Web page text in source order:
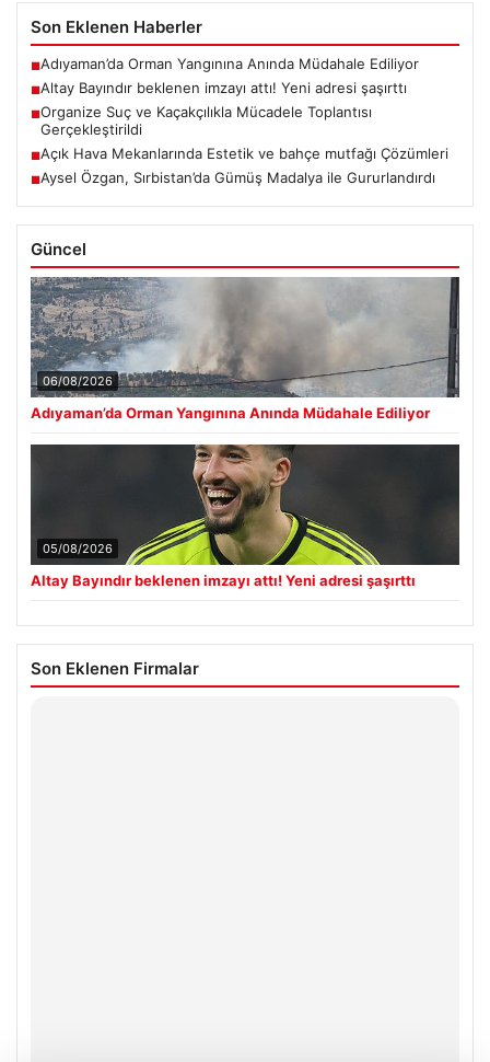
Son Eklenen Haberler
■Adıyaman’da Orman Yangınına Anında Müdahale Ediliyor
■Altay Bayındır beklenen imzayı attı! Yeni adresi şaşırttı
■Organize Suç ve Kaçakçılıkla Mücadele Toplantısı
Gerçekleştirildi
■Açık Hava Mekanlarında Estetik ve bahçe mutfağı Çözümleri
■Aysel Özgan, Sırbistan’da Gümüş Madalya ile Gururlandırdı
Güncel
06/08/2026
Adıyaman’da Orman Yangınına Anında Müdahale Ediliyor
05/08/2026
Altay Bayındır beklenen imzayı attı! Yeni adresi şaşırttı
Son Eklenen Firmalar